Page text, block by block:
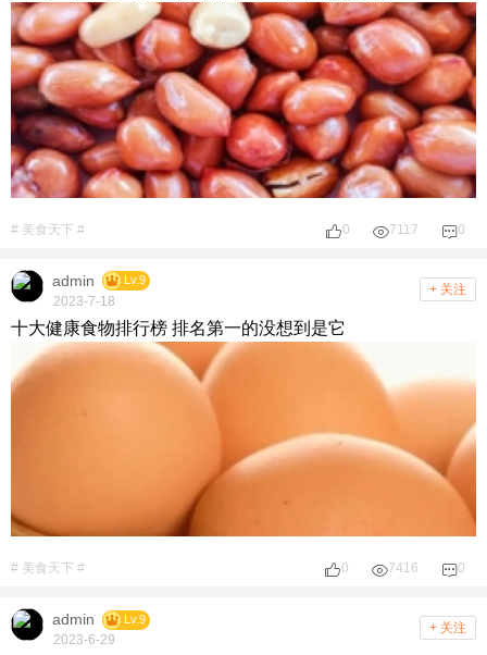
0
7117
0
# 美食天下 #
admin Lv.9
2023-7-18
+ 关注
十大健康食物排行榜 排名第一的没想到是它
0
7416
0
# 美食天下 #
admin Lv.9
2023-6-29
+ 关注